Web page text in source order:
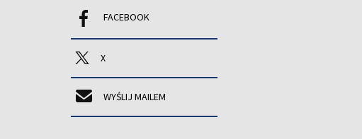
FACEBOOK
X
WYŚLIJ MAILEM